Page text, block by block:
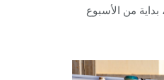
من الأسبوع